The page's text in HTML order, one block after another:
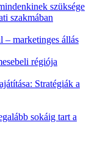
szüksége
szakmában
– marketinges állás
régiója
Stratégiák a
sokáig tart a